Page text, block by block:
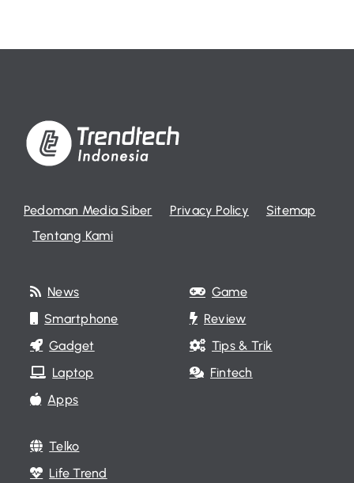
Pedoman Media Siber Privacy Policy
Sitemap
Tentang Kami
News
Smartphone
Gadget
Laptop
Apps
Game
Review
Tips & Trik
Fintech
Telko
Life Trend